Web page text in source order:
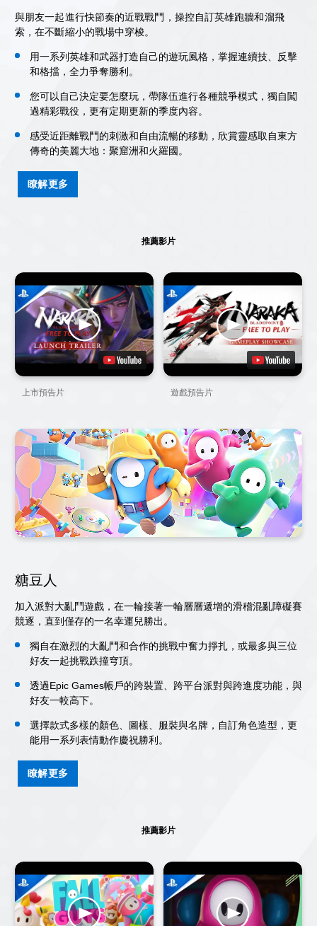
與朋友一起進行快節奏的近戰戰鬥，操控自訂英雄跑牆和溜飛
索，在不斷縮小的戰場中穿梭。
用一系列英雄和武器打造自己的遊玩風格，掌握連續技、反擊
和格擋，全力爭奪勝利。
您可以自己決定要怎麼玩，帶隊伍進行各種競爭模式，獨自闖
過精彩戰役，更有定期更新的季度內容。
感受近距離戰鬥的刺激和自由流暢的移動，欣賞靈感取自東方
傳奇的美麗大地：聚窟洲和火羅國。
瞭解更多
推薦影片
上市預告片 遊戲預告片
糖豆人
加入派對大亂鬥遊戲，在一輪接著一輪層層遞增的滑稽混亂障礙賽
競逐，直到僅存的一名幸運兒勝出。
獨自在激烈的大亂鬥和合作的挑戰中奮力掙扎，或最多與三位
好友一起挑戰跌撞穹頂。
透過Epic Games帳戶的跨裝置、跨平台派對與跨進度功能，與
好友一較高下。
選擇款式多樣的顏色、圖樣、服裝與名牌，自訂角色造型，更
能用一系列表情動作慶祝勝利。
瞭解更多
推薦影片